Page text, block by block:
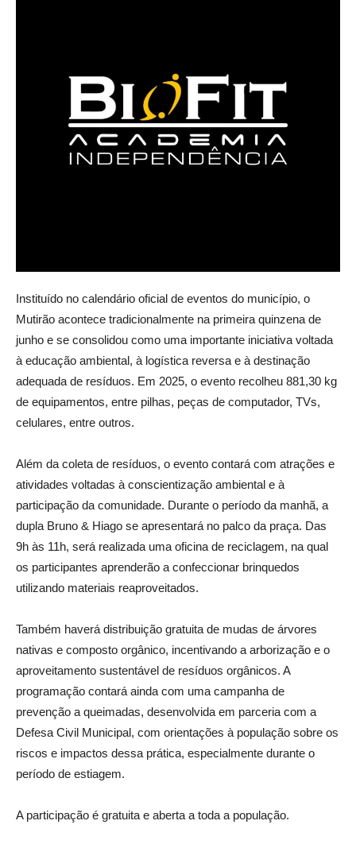
Instituído no calendário oficial de eventos do município, o
Mutirão acontece tradicionalmente na primeira quinzena de
junho e se consolidou como uma importante iniciativa voltada
à educação ambiental, à logística reversa e à destinação
adequada de resíduos. Em 2025, o evento recolheu 881,30 kg
de equipamentos, entre pilhas, peças de computador, TVs,
celulares, entre outros.
Além da coleta de resíduos, o evento contará com atrações e
atividades voltadas à conscientização ambiental e à
participação da comunidade. Durante o período da manhã, a
dupla Bruno & Hiago se apresentará no palco da praça. Das
9h às 11h, será realizada uma oficina de reciclagem, na qual
os participantes aprenderão a confeccionar brinquedos
utilizando materiais reaproveitados.
Também haverá distribuição gratuita de mudas de árvores
nativas e composto orgânico, incentivando a arborização e o
aproveitamento sustentável de resíduos orgânicos. A
programação contará ainda com uma campanha de
prevenção a queimadas, desenvolvida em parceria com a
Defesa Civil Municipal, com orientações à população sobre os
riscos e impactos dessa prática, especialmente durante o
período de estiagem.
A participação é gratuita e aberta a toda a população.